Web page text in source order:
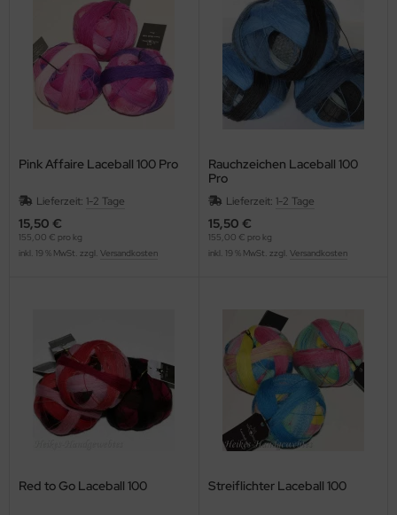
Pink Affaire Laceball 100 Pro
Lieferzeit: 1-2 Tage
15,50 €
155,00 € pro kg
inkl. 19 % MwSt. zzgl. Versandkosten
Rauchzeichen Laceball 100
Pro
Lieferzeit: 1-2 Tage
15,50 €
155,00 € pro kg
inkl. 19 % MwSt. zzgl. Versandkosten
Red to Go Laceball 100 Streiflichter Laceball 100